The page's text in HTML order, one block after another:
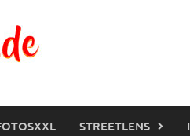
STREETLENS